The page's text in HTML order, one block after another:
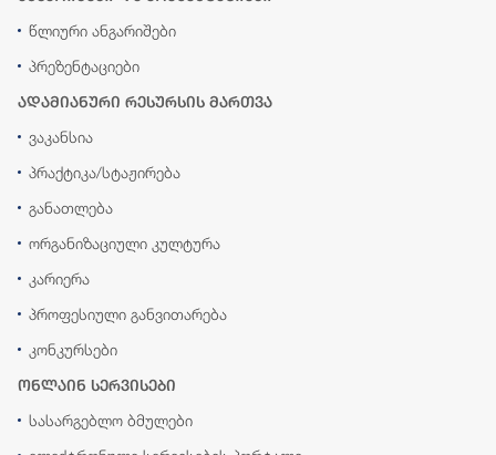
წლიური ანგარიშები
პრეზენტაციები
ადამიანური რესურსის მართვა
ვაკანსია
პრაქტიკა/სტაჟირება
განათლება
ორგანიზაციული კულტურა
კარიერა
პროფესიული განვითარება
კონკურსები
ონლაინ სერვისები
სასარგებლო ბმულები